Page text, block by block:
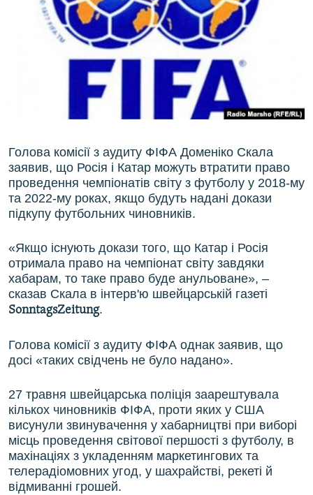
СПЕЦПРОЕКТИ
ДЕПОРТАЦІЯ
ВІДЕОУРОКИ «ELIFBE»
СВІДЧЕННЯ ОКУПАЦІЇ
ЯК ОБІЙТИ БЛОКУВАННЯ
Усі сайти RFE/RL
Голова комісії з аудиту ФІФА Доменіко Скала
заявив, що Росія і Катар можуть втратити право
проведення чемпіонатів світу з футболу у 2018-му
та 2022-му роках, якщо будуть надані докази
підкупу футбольних чиновників.
«Якщо існують докази того, що Катар і Росія
отримала право на чемпіонат світу завдяки
хабарам, то таке право буде анульоване», –
сказав Скала в інтерв'ю швейцарській газеті
SonntagsZeitung.
Голова комісії з аудиту ФІФА однак заявив, що
досі «таких свідчень не було надано».
27 травня швейцарська поліція заарештувала
кількох чиновників ФІФА, проти яких у США
висунули звинувачення у хабарництві при виборі
місць проведення світової першості з футболу, в
махінаціях з укладенням маркетингових та
телерадіомовних угод, у шахрайстві, рекеті й
відмиванні грошей.